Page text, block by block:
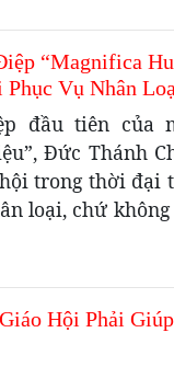
“Magnifica
Vụ Nhân
đầu tiên của
Đức Thánh
trong thời đại
loại, chứ
Hội Phải